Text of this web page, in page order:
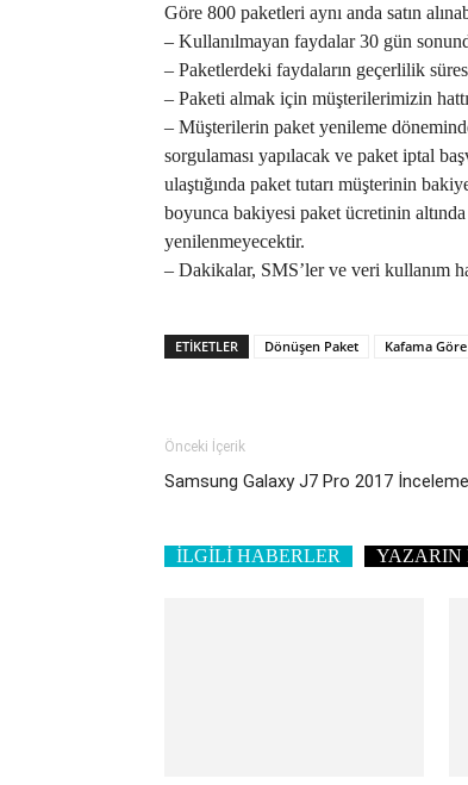
Göre 800 paketleri aynı anda satın
– Kullanılmayan faydalar 30 gün
– Paketlerdeki faydaların geçerlilik
– Paketi almak için müşterilerimizin
– Müşterilerin paket yenileme
sorgulaması yapılacak ve paket iptal
ulaştığında paket tutarı müşterinin
boyunca bakiyesi paket ücretinin
yenilenmeyecektir.
– Dakikalar, SMS’ler ve veri kullanım
ETIKETLER Dönüşen Paket Kafama
Önceki İçerik
Samsung Galaxy J7 Pro 2017 İnceleme
İLGİLİ HABERLER YAZARIN